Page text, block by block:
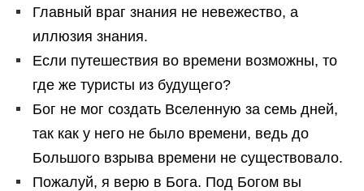
Главный враг знания не невежество, а
иллюзия знания.
Если путешествия во времени возможны, то
где же туристы из будущего?
Бог не мог создать Вселенную за семь дней,
так как у него не было времени, ведь до
Большого взрыва времени не существовало.
Пожалуй, я верю в Бога. Под Богом вы